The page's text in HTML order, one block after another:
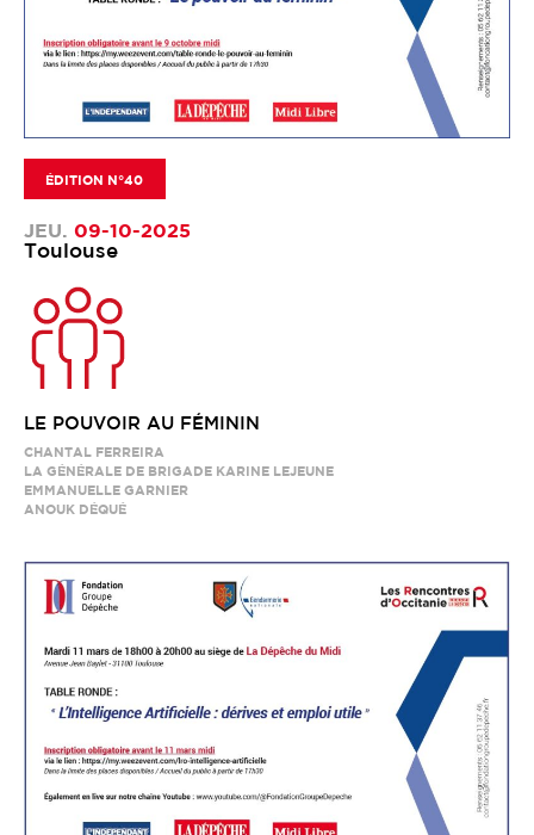
ÉDITION N°40
JEU. 09-10-2025
Toulouse
LE POUVOIR AU FÉMININ
CHANTAL FERREIRA
LA GÉNÉRALE DE BRIGADE KARINE LEJEUNE
EMMANUELLE GARNIER
ANOUK DÉQUÉ